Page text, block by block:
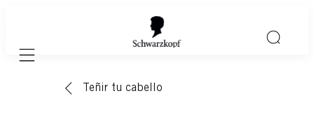
Mobile navigation
Teñir tu cabello